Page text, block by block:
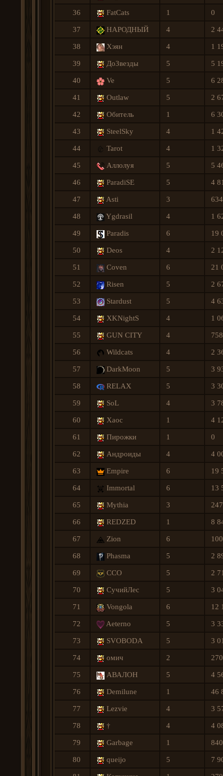
36 FatCats 1 0
37 НАРОДНЫЙ 4 2
38 Хэян 4 1
39 ДоЗвезды 5 5
40 Ve 5 6
41 Outlaw 5 2
42 Обитель 1 6
43 SteelSky 4 1
44 Tarot 4 1
45 Аллолуя 5 5
46 ParadiSE 5 4
47 Asti 3
48 Ygdrasil 4 1
49 Paradis 6 19
50 Deos 4 2
51 Сoven 6 21
52 Risen 5 2
53 Stardust 5 4
54 XKNightS 4 1
55 GUN CITY 4
56 Wildcats 4 2
57 DarkMoon 5 3
58 RELAX 5 3
59 SoL 4 3
60 Хаос 1 4
61 Пирожки 1 0
62 Андроиды 4 4
63 Empirе 6 19
64 Immortal 6 13
65 Mythia 3
66 REDZED 1 8
67 Zion 6
68 Phasma 5 2
69 ССО 5 2
70 СучийЛес 5 3
71 Vongola 6 12
72 Aeterno 5 3
73 SVOBODA 5 3
74 омич 2
75 АВАЛОН 5 4
76 Demilune 1 46
77 Lezvie 4 3
78 † 4 4
79 Garbage 1
80 queijo 5 7